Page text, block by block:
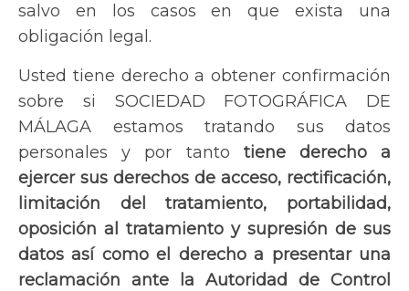
salvo en los casos en que exista una
obligación legal.
Usted tiene derecho a obtener confirmación
sobre si SOCIEDAD FOTOGRÁFICA DE
MÁLAGA estamos tratando sus datos
personales y por tanto tiene derecho a
ejercer sus derechos de acceso, rectificación,
limitación del tratamiento, portabilidad,
oposición al tratamiento y supresión de sus
datos así como el derecho a presentar una
reclamación ante la Autoridad de Control